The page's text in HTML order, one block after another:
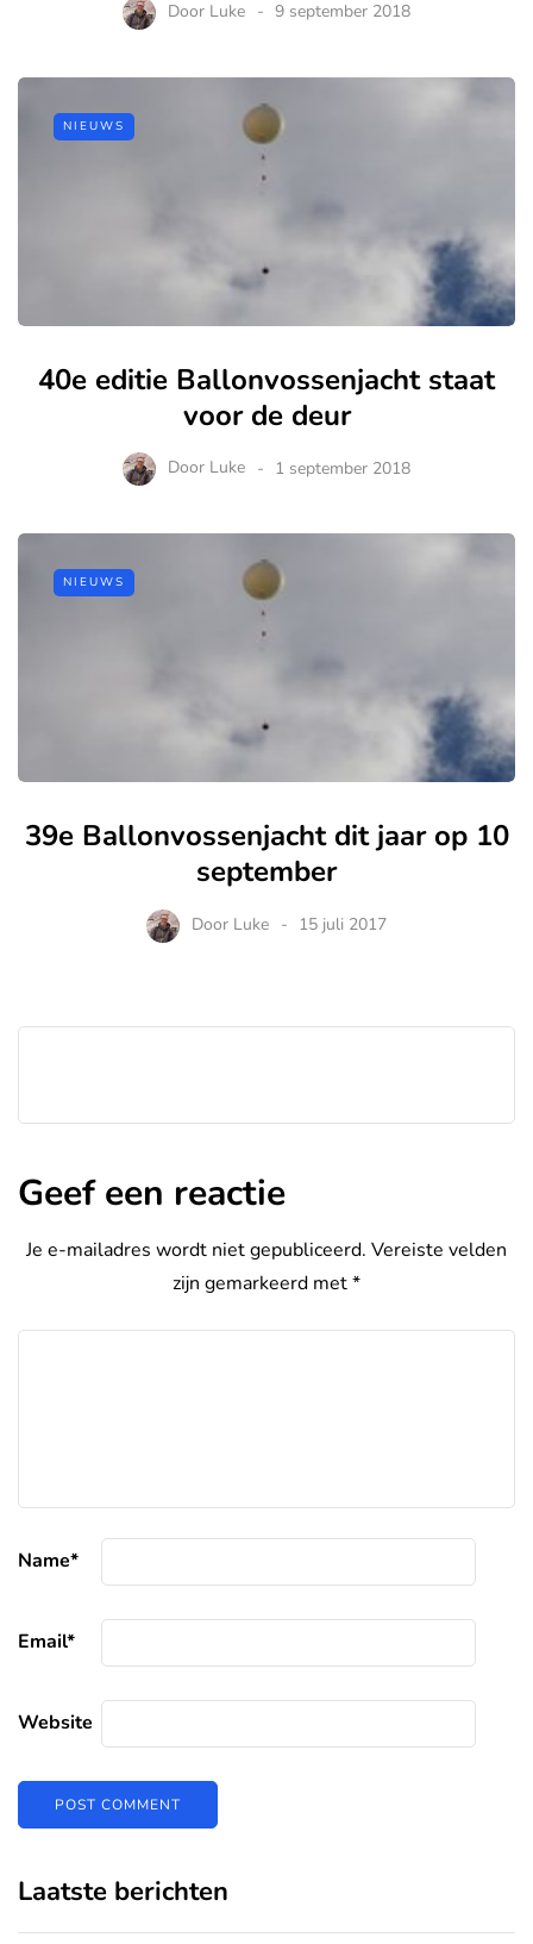
Door Luke 9 september 2018
NIEUWS
40e editie Ballonvossenjacht staat
voor de deur
Door Luke 1 september 2018
NIEUWS
39e Ballonvossenjacht dit jaar op 10
september
Door Luke 15 juli 2017
Geef een reactie
Je e-mailadres wordt niet gepubliceerd. Vereiste velden
zijn gemarkeerd met*
Name*
Email*
Website
Laatste berichten